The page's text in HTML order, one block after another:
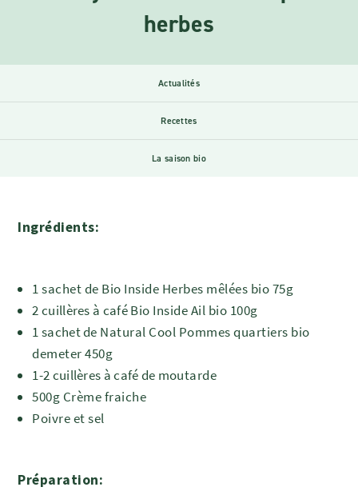
herbes
Actualités
Recettes
La saison bio
Ingrédients:
1 sachet de Bio Inside Herbes mêlées bio 75g
2 cuillères à caféBio Inside Ail bio 100g
1 sachet de Natural Cool Pommes quartiers bio
demeter 450g
1-2 cuillères à café de moutarde
500g Crème fraiche
Poivre et sel
Préparation: